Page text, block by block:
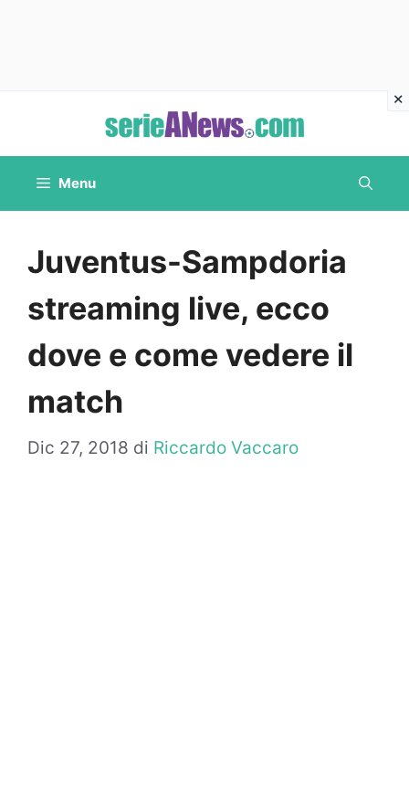
contenuto
Menu
Juventus-Sampdoria
streaming live, ecco
dove e come vedere il
match
Dic 27, 2018 di Riccardo Vaccaro